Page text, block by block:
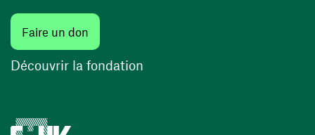
Faire un don
Découvrir la fondation